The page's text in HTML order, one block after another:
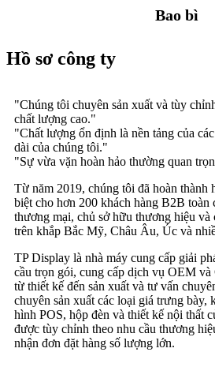
Bao bì
Hồ sơ công ty
"Chúng tôi chuyên sản xuất và tùy
chất lượng cao."
"Chất lượng ổn định là nền tảng của
dài của chúng tôi."
"Sự vừa vặn hoàn hảo thường quan
Từ năm 2019, chúng tôi đã hoàn thành
biệt cho hơn 200 khách hàng B2B toàn
thương mại, chủ sở hữu thương hiệu và
trên khắp Bắc Mỹ, Châu Âu, Úc và
TP Display là nhà máy cung cấp giải
cầu trọn gói, cung cấp dịch vụ OEM
từ thiết kế đến sản xuất và tư vấn
chuyên sản xuất các loại giá trưng bày,
hình POS, hộp đèn và thiết kế nội thất
được tùy chỉnh theo nhu cầu thương
nhận đơn đặt hàng số lượng lớn.